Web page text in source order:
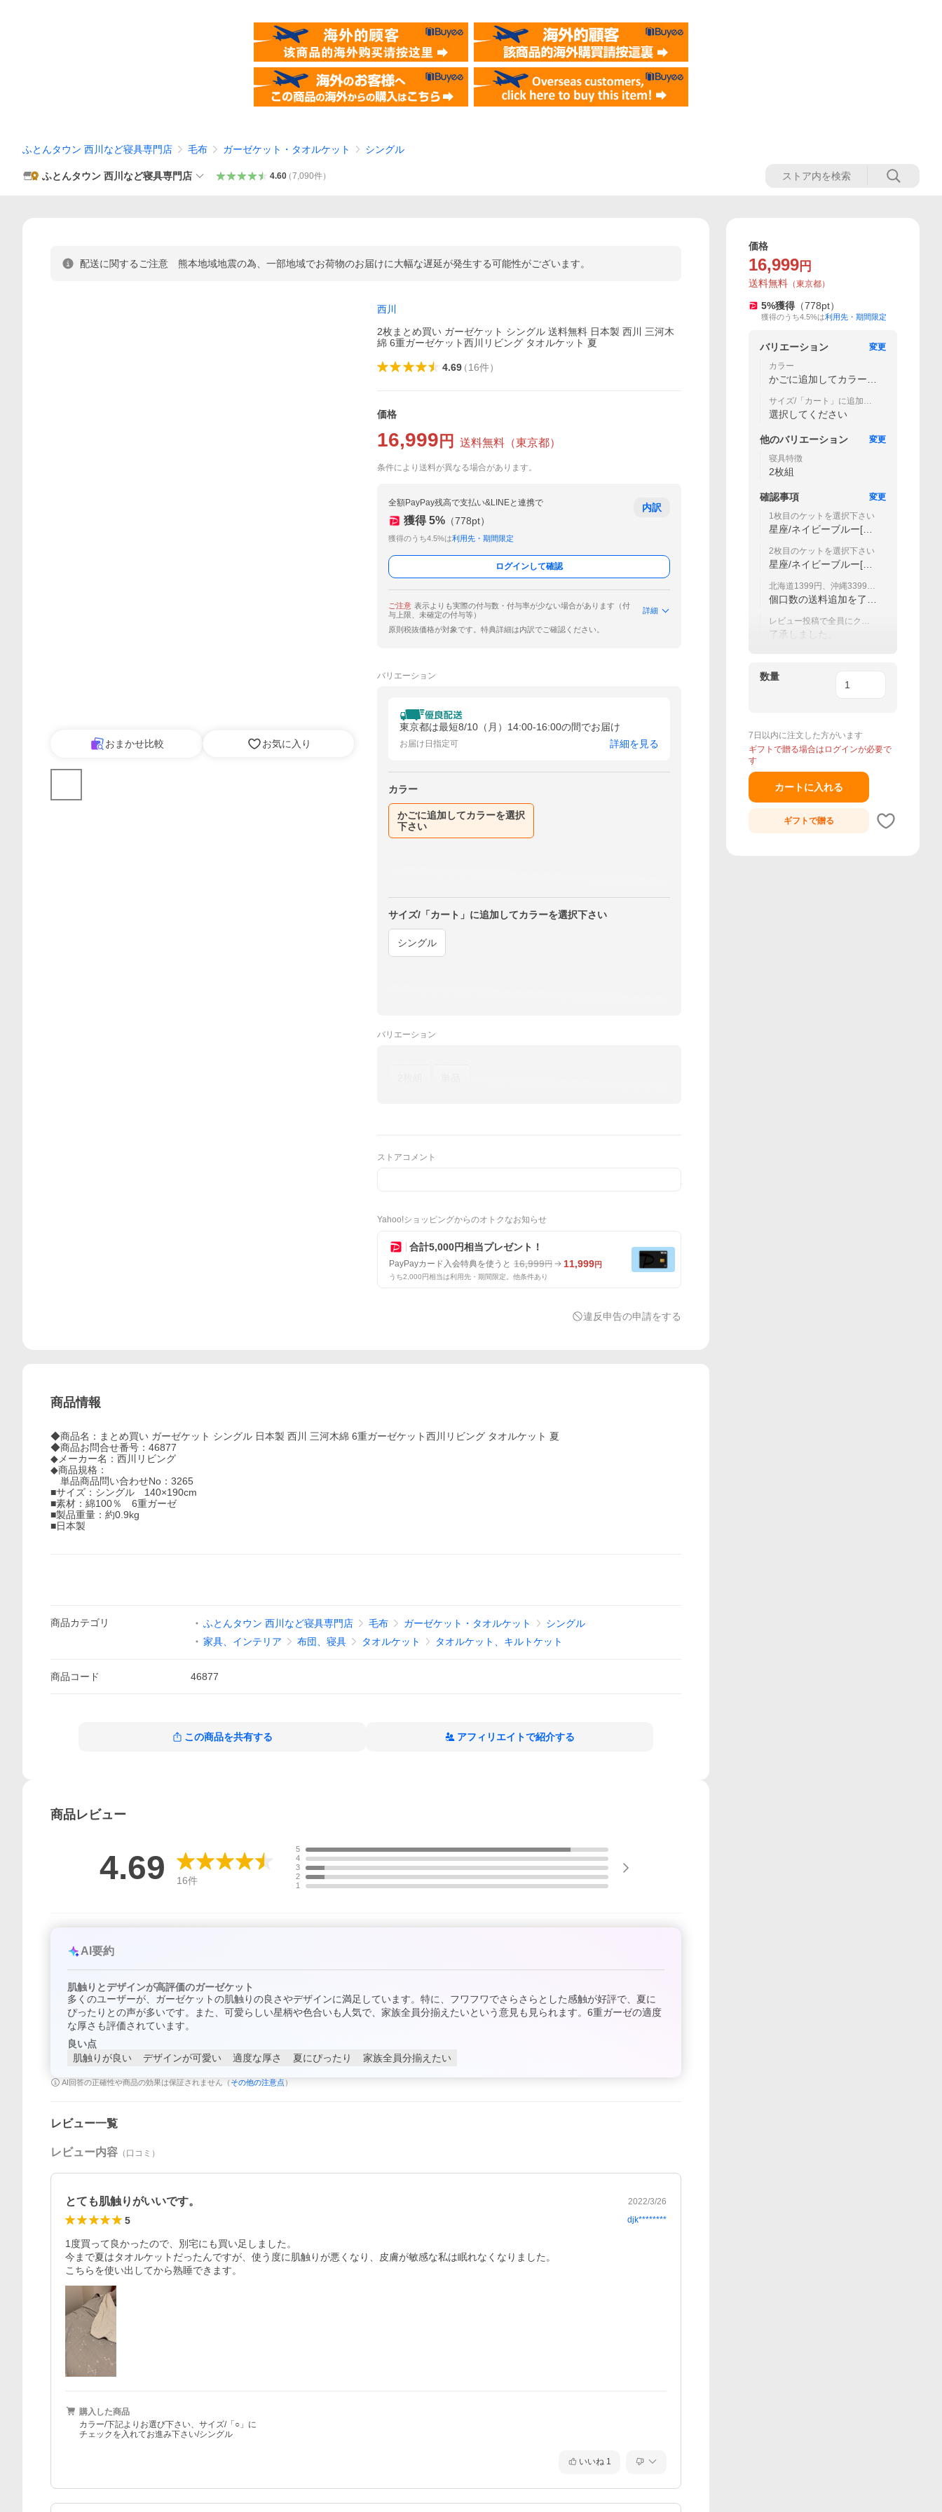
ふとんタウン 西川など寝具専門店 毛布 ガーゼケット・タオルケット シングル
ふとんタウン 西川など寝具専門店 4.60（7,090件）
配送に関するご注意 熊本地域地震の為、一部地域でお荷物のお届けに大幅な遅延が発生する可能性がございます。
おまかせ比較 お気に入り
西川
2枚まとめ買い ガーゼケット シングル 送料無料 日本製 西川 三河木
綿 6重ガーゼケット西川リビング タオルケット 夏
4.69（16件）
価格
16,999 円 送料無料 （東京都）
条件により送料が異なる場合があります。
全額PayPay残高で支払い&LINEと連携で
獲得 5% （778pt）
獲得のうち4.5%は利用先・期間限定
内訳
ログインして確認
ご注意 表示よりも実際の付与数・付与率が少ない場合があります（付
与上限、未確定の付与等）
詳細
原則税抜価格が対象です。特典詳細は内訳でご確認ください。
バリエーション
東京都は最短8/10（月）14:00-16:00の間でお届け
お届け日指定可 詳細を見る
カラー
かごに追加してカラーを選択
下さい
サイズ/「カート」に追加してカラーを選択下さい
シングル
バリエーション
ストアコメント
Yahoo!ショッピングからのオトクなお知らせ
合計5,000円相当プレゼント！
PayPayカード入会特典を使うと 16,999円 11,999円
うち2,000円相当は利用先・期間限定。他条件あり
違反申告の申請をする
商品情報
◆商品名：まとめ買い ガーゼケット シングル 日本製 西川 三河木綿 6重ガーゼケット西川リビング タオルケット 夏
◆商品お問合せ番号：46877
◆メーカー名：西川リビング
◆商品規格：
単品商品問い合わせNo：3265
■サイズ：シングル 140×190cm
■素材：綿100％ 6重ガーゼ
■製品重量：約0.9kg
■日本製
商品カテゴリ ふとんタウン 西川など寝具専門店 毛布 ガーゼケット・タオルケット
シングル
家具、インテリア
布団、寝具 タオルケット タオルケット、キルトケット
商品コード 46877
この商品を共有する アフィリエイトで紹介する
商品レビュー
4.69 16件
5
4
3
2
1
AI要約
肌触りとデザインが高評価のガーゼケット
多くのユーザーが、ガーゼケットの肌触りの良さやデザインに満足しています。特に、フワフワでさらさらとした感触が好評で、夏に
ぴったりとの声が多いです。また、可愛らしい星柄や色合いも人気で、家族全員分揃えたいという意見も見られます。6重ガーゼの適度
な厚さも評価されています。
良い点
肌触りが良い
デザインが可愛い 適度な厚さ 夏にぴったり 家族全員分揃えたい
AI回答の正確性や商品の効果は保証されません（ その他の注意点 ）
レビュー一覧
レビュー内容 （口コミ）
とても肌触りがいいです。 2022/3/26
5 djk********
1度買って良かったので、別宅にも買い足しました。
今まで夏はタオルケットだったんですが、使う度に肌触りが悪くなり、皮膚が敏感な私は眠れなくなりました。
こちらを使い出してから熟睡できます。
購入した商品
カラー/下記よりお選び下さい、サイズ/「○」に
チェックを入れてお進み下さい/シングル
いいね 1
価格
16,999 円
送料無料 （東京都）
5%獲得 （778pt）
獲得のうち4.5%は利用先・期間限定
バリエーション
変更
カラー
かごに追加してカラーを
サイズ/「カート」に追加し
てカラーを選択下さい
選択してください
他のバリエーション
変更
寝具特徴
2枚組
確認事項
変更
1枚目のケットを選択下さい
星座/ネイビーブルー[26
2枚目のケットを選択下さい
星座/ネイビーブルー[26
北海道1399円、沖縄3399円
別途送料が掛かります。
個口数の送料追加を了承
レビュー投稿で全員にクー
ポンプレゼント！
了承しました。
数量
7日以内に注文した方がいます
ギフトで贈る場合はログインが必要で
す
カートに入れる
ギフトで贈る